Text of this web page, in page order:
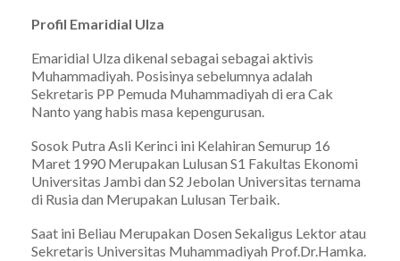
Profil Emaridial Ulza
Emaridial Ulza dikenal sebagai sebagai aktivis
Muhammadiyah. Posisinya sebelumnya adalah
Sekretaris PP Pemuda Muhammadiyah di era Cak
Nanto yang habis masa kepengurusan.
Sosok Putra Asli Kerinci ini Kelahiran Semurup 16
Maret 1990 Merupakan Lulusan S1 Fakultas Ekonomi
Universitas Jambi dan S2 Jebolan Universitas ternama
di Rusia dan Merupakan Lulusan Terbaik.
Saat ini Beliau Merupakan Dosen Sekaligus Lektor atau
Sekretaris Universitas Muhammadiyah Prof.Dr.Hamka.